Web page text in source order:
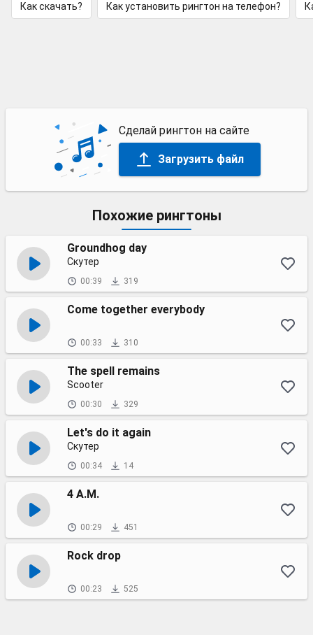
Как скачать? Как установить рингтон на телефон?
Сделай рингтон на сайте
Загрузить файл
Похожие рингтоны
Groundhog day
Скутер
00:39 319
Come together everybody
00:33 310
The spell remains
Scooter
00:30 329
Let's do it again
Скутер
00:34 14
4 A.M.
00:29 451
Rock drop
00:23 525